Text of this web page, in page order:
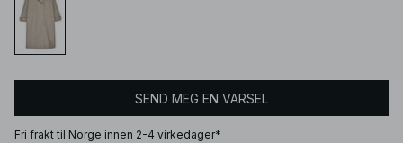
SEND MEG EN VARSEL
Fri frakt til Norge innen 2-4 virkedager*